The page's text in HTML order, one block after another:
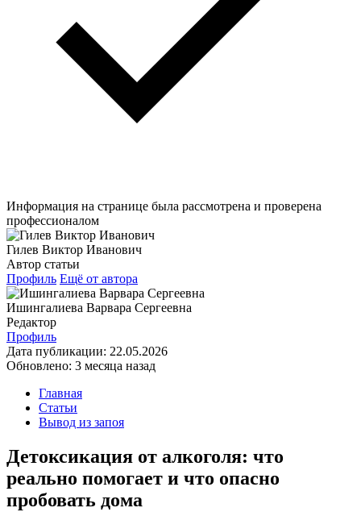
Информация на странице была рассмотрена и проверена
профессионалом
Гилев Виктор Иванович
Автор статьи
Профиль Ещё от автора
Ишингалиева Варвара Сергеевна
Редактор
Профиль
Дата публикации: 22.05.2026
Обновлено: 3 месяца назад
Главная
Статьи
Вывод из запоя
Детоксикация от алкоголя: что
реально помогает и что опасно
пробовать дома